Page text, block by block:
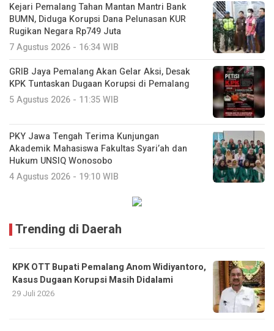
Kejari Pemalang Tahan Mantan Mantri Bank
BUMN, Diduga Korupsi Dana Pelunasan KUR
Rugikan Negara Rp749 Juta
7 Agustus 2026 - 16:34 WIB
GRIB Jaya Pemalang Akan Gelar Aksi, Desak
KPK Tuntaskan Dugaan Korupsi di Pemalang
5 Agustus 2026 - 11:35 WIB
PKY Jawa Tengah Terima Kunjungan
Akademik Mahasiswa Fakultas Syari’ah dan
Hukum UNSIQ Wonosobo
4 Agustus 2026 - 19:10 WIB
Trending di Daerah
KPK OTT Bupati Pemalang Anom Widiyantoro,
Kasus Dugaan Korupsi Masih Didalami
29 Juli 2026